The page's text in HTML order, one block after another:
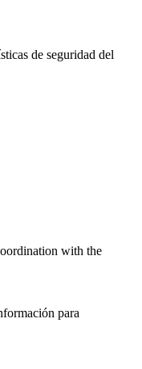
de seguridad del
with the
para